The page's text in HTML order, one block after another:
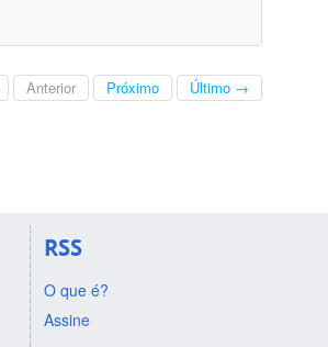
Anterior Próximo Último →
RSS
O que é?
Assine